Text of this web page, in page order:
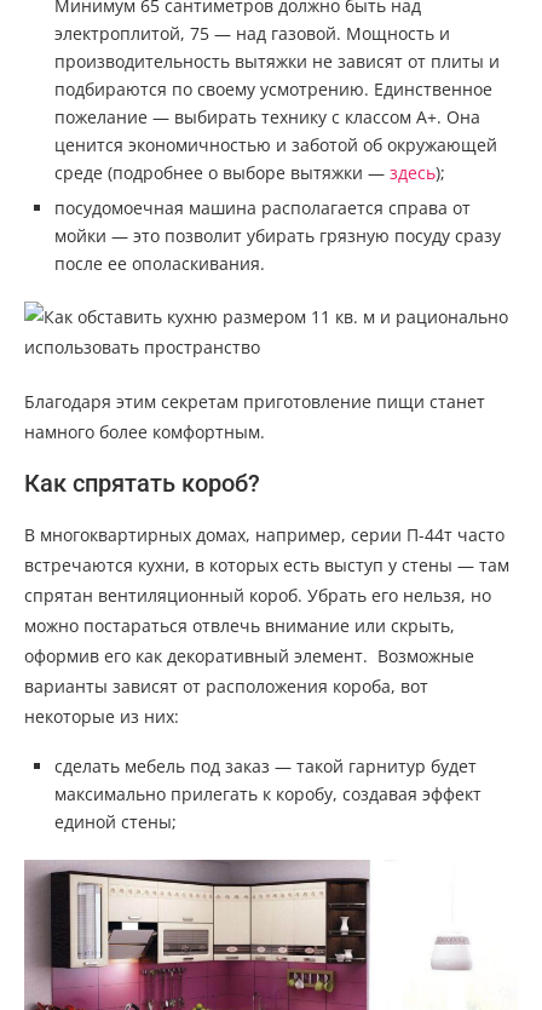
Минимум 65 сантиметров должно быть над
электроплитой, 75 — над газовой. Мощность и
производительность вытяжки не зависят от плиты и
подбираются по своему усмотрению. Единственное
пожелание — выбирать технику с классом А+. Она
ценится экономичностью и заботой об окружающей
среде (подробнее о выборе вытяжки — здесь);
посудомоечная машина располагается справа от
мойки — это позволит убирать грязную посуду сразу
после ее ополаскивания.
Благодаря этим секретам приготовление пищи станет
намного более комфортным.
Как спрятать короб?
В многоквартирных домах, например, серии П-44т часто
встречаются кухни, в которых есть выступ у стены — там
спрятан вентиляционный короб. Убрать его нельзя, но
можно постараться отвлечь внимание или скрыть,
оформив его как декоративный элемент. Возможные
варианты зависят от расположения короба, вот
некоторые из них:
сделать мебель под заказ — такой гарнитур будет
максимально прилегать к коробу, создавая эффект
единой стены;